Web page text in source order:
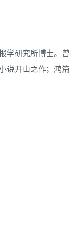
学研究所博士。
说开山之作；鸿